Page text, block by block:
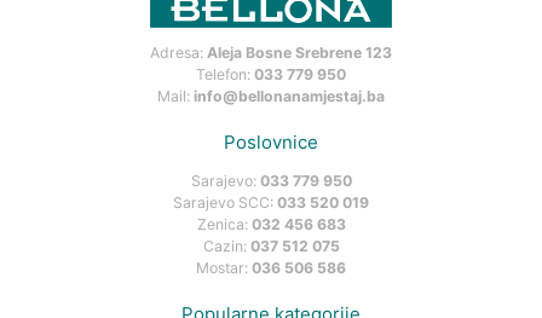
Adresa: Aleja Bosne Srebrene 123
Telefon: 033 779 950
Mail: info@bellonanamjestaj.ba
Poslovnice
Sarajevo: 033 779 950
Sarajevo SCC: 033 520 019
Zenica: 032 456 683
Cazin: 037 512 075
Mostar: 036 506 586